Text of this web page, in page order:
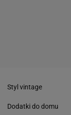
Styl vintage
Dodatki do domu